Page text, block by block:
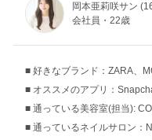
岡本亜莉咲サン
会社員・22歳
好きなブランド：ZARA、
オススメのアプリ：
通っている美容室(担当):
通っているネイルサロン：